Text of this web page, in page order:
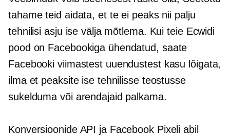
tahame teid aidata, et te ei peaks nii palju
tehnilisi asju ise välja mõtlema. Kui teie Ecwidi
pood on Facebookiga ühendatud, saate
Facebooki viimastest uuendustest kasu lõigata,
ilma et peaksite ise tehnilisse teostusse
sukelduma või arendajaid palkama.
Konversioonide API ja Facebook Pixeli abil